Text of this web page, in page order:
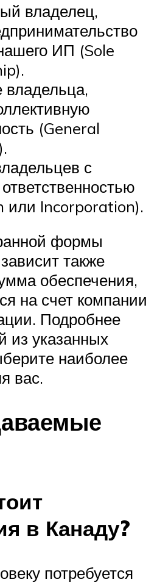
владелец,
ИП (Sole
(General
с
или Incorporation).
формы
также
обеспечения,
на счет компании
Подробнее
из указанных
наиболее
вас.
в Канаду?
потребуется